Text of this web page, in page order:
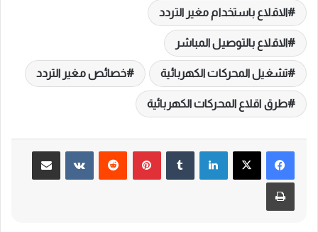
الاقلاع باستخدام مغير التردد
الاقلاع بالتوصيل المباشر
تشغيل المحركات الكهربائية خصائص مغير التردد
طرق اقلاع المحركات الكهربائية
لينكدإن
‏Tumblr بينتيريست
‏Reddit
‏VKontakte مشاركة عبر البريد
طباعة